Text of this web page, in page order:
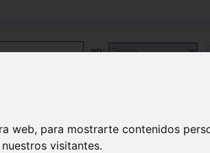
web, para mostrarte contenidos
visitantes.
en: